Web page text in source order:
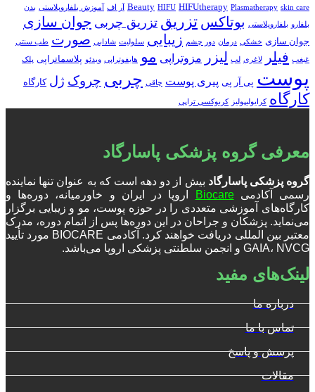
Beauty HIFU HIFUtherapy Plasmatherapy skin care آر اف آموزش بلفاروپلاستی بدن
بلفارو بلفاروپلاستی بوتاکس تزریق تزریق چربی جوان سازی
جوان سازی خشکی درمان دور چشم زیبایی سلولیت شادابی صورت طب سنتی
غبغب فیلر لاغری لب لیزر مزوتراپی مو هایفوتراپی ویدئو پلاسماتراپی پلک
پوست پی آر پی پیری پوست چاقی چربی چروک ژل کارگاه
کارگاه کرایولیپولیز کربوکسی تراپی
معرفی گروه پزشکی پاسارگاد
گروه پزشکی پاسارگاد بیش از دو دهه است که به عنوان تنها نماینده
رسمی آکادمیBiocare
اروپا در ایران و خاورمیانه، دوره‌ها و
کارگاه‌های آموزشی متعددی را در حوزه پوست، مو و زیبایی برگزار
می‌نماید. پزشکان و جراحان در این دوره‌ها پس از اتمام دوره، مدرک
معتبر بین المللی دریافت خواهند کرد. آکادمی BIOCARE مورد تأیید
GAIA، NVCG و انجمن سلطنتی پزشکی اروپا می‌باشد.
لینک‌های مفید
درباره ما
تماس با ما
پرسش و پاسخ
مقالات